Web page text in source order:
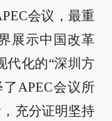
会议，最重
展示中国改革
代化的“深圳方
APEC会议所
充分证明坚持